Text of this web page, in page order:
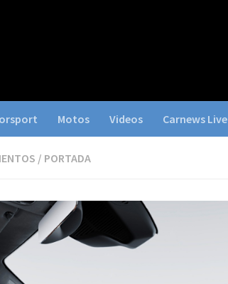
Motos Videos Carnews Live
/ PORTADA